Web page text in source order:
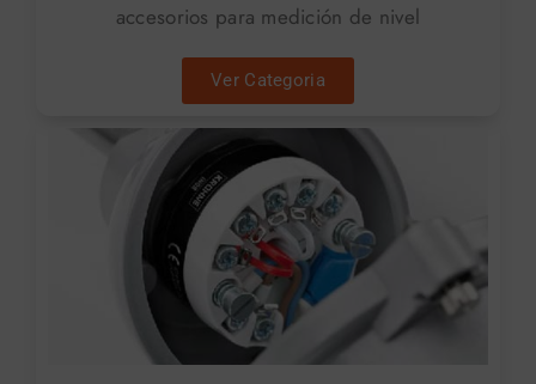
accesorios para medición de nivel
Ver Categoria